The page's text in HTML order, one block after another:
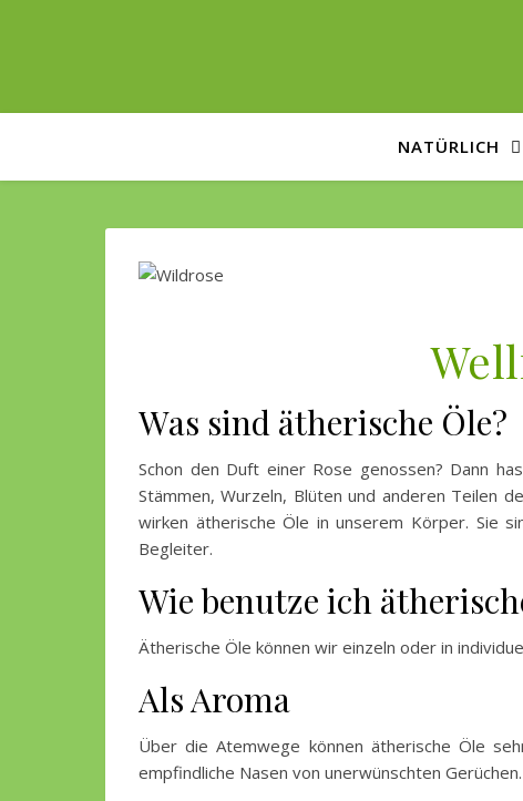
NATÜRLICH
Was sind ätherische Öle?
Schon den Duft einer Rose genossen? Dann hast du die aromatischen Eigenschaften ätherischer Öle erlebt. Sie kommen natürlich in den Samen, Rinden,
Stämmen, Wurzeln, Blüten und anderen Teilen
wirken ätherische Öle in unserem Körper. Sie
Begleiter.
Wie benutze ich
Ätherische Öle können wir einzeln oder in
Als Aroma
Über die Atemwege können ätherische Öle
empfindliche Nasen von unerwünschten Gerüchen.